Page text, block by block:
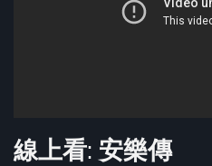
線上看: 安樂傳